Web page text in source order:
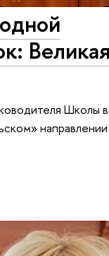
Великая
Школы